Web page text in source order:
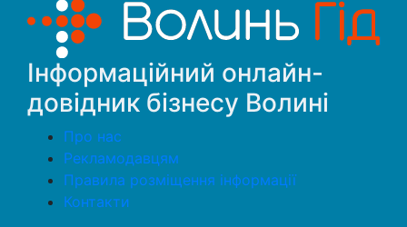
Інформаційний онлайн-
довідник бізнесу Волині
Про нас
Рекламодавцям
Правила розміщення інформації
Контакти